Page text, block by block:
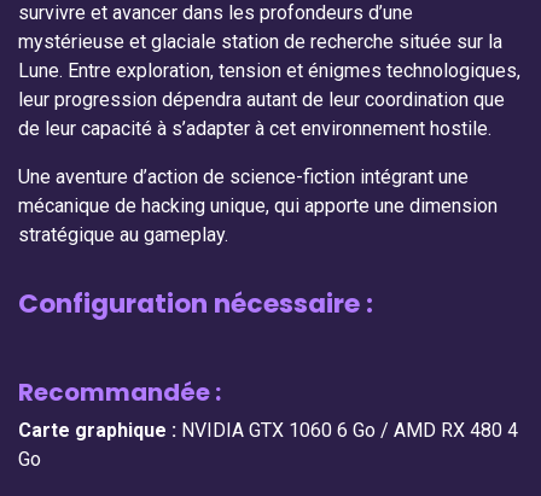
survivre et avancer dans les profondeurs d’une
mystérieuse et glaciale station de recherche située sur la
Lune. Entre exploration, tension et énigmes technologiques,
leur progression dépendra autant de leur coordination que
de leur capacité à s’adapter à cet environnement hostile.
Une aventure d’action de science-fiction intégrant une
mécanique de hacking unique, qui apporte une dimension
stratégique au gameplay.
Configuration nécessaire :
Recommandée :
Carte graphique : NVIDIA GTX 1060 6 Go / AMD RX 480 4
Go